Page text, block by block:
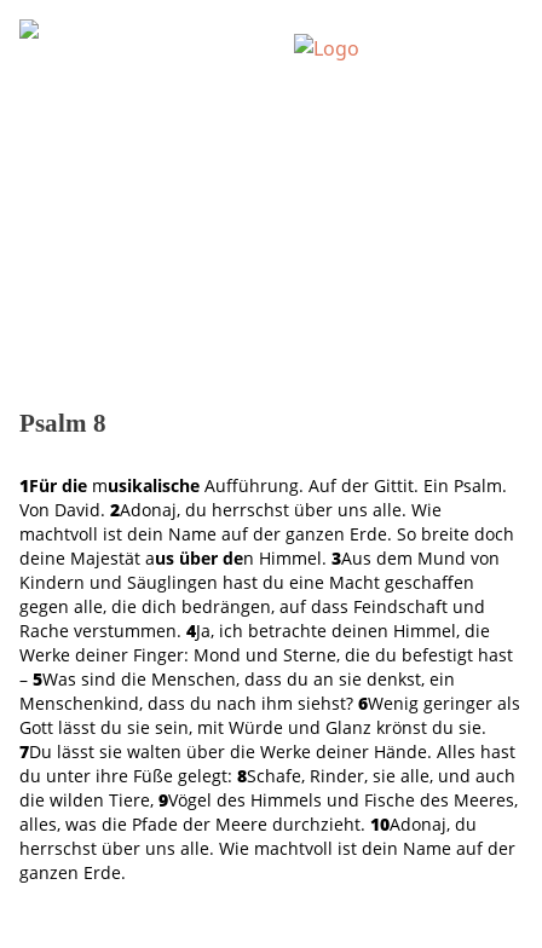
Psalm 8
1Für die musikalische Aufführung. Auf der Gittit. Ein Psalm.
Von David. 2Adonaj, du herrschst über uns alle. Wie
machtvoll ist dein Name auf der ganzen Erde. So breite doch
deine Majestät aus über den Himmel. 3Aus dem Mund von
Kindern und Säuglingen hast du eine Macht geschaffen
gegen alle, die dich bedrängen, auf dass Feindschaft und
Rache verstummen. 4Ja, ich betrachte deinen Himmel, die
Werke deiner Finger: Mond und Sterne, die du befestigt hast
– 5Was sind die Menschen, dass du an sie denkst, ein
Menschenkind, dass du nach ihm siehst? 6Wenig geringer als
Gott lässt du sie sein, mit Würde und Glanz krönst du sie.
7Du lässt sie walten über die Werke deiner Hände. Alles hast
du unter ihre Füße gelegt: 8Schafe, Rinder, sie alle, und auch
die wilden Tiere, 9Vögel des Himmels und Fische des Meeres,
alles, was die Pfade der Meere durchzieht. 10Adonaj, du
herrschst über uns alle. Wie machtvoll ist dein Name auf der
ganzen Erde.